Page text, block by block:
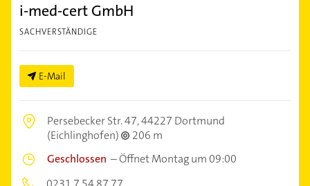
i-med-cert GmbH
SACHVERSTÄNDIGE
E-Mail
Persebecker Str. 47,44227 Dortmund
(Eichlinghofen)
206 m
Geschlossen –Öffnet Montag um 09:00